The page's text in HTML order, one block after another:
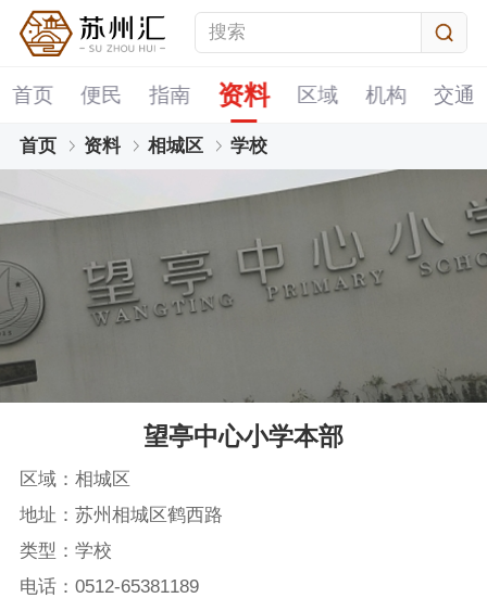
首页 便民 指南 资料 区域 机构 交通
首页 资料 相城区 学校
望亭中心小学本部
区域：相城区
地址：苏州相城区鹤西路
类型：学校
电话：0512-65381189